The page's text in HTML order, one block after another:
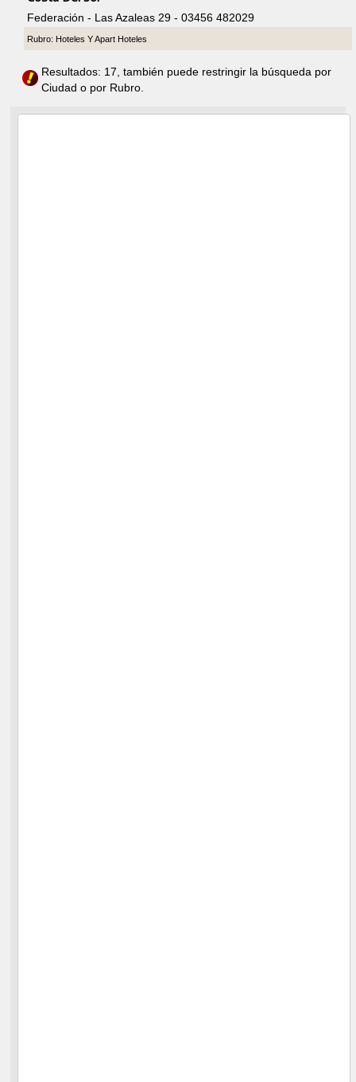
Federación - Las Azaleas 29 - 03456 482029
Rubro: Hoteles Y Apart Hoteles
Resultados: 17, también puede restringir la búsqueda por
Ciudad o por Rubro.